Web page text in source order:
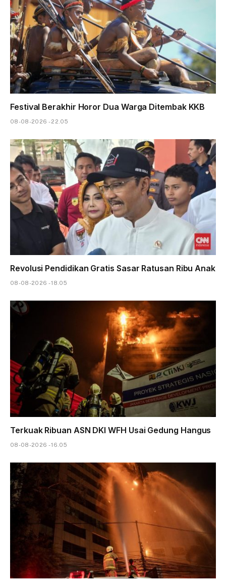
Festival Berakhir Horor Dua Warga Ditembak KKB
08-08-2026 - 22.05
Revolusi Pendidikan Gratis Sasar Ratusan Ribu Anak
08-08-2026 - 18.05
Terkuak Ribuan ASN DKI WFH Usai Gedung Hangus
08-08-2026 - 16.05